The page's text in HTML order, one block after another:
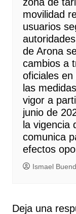
movilidad
usuarios
de Arona
cambios a
oficiales
las
vigor a
junio de
la vigencia
comunica
efectos
Ismael
Deja una